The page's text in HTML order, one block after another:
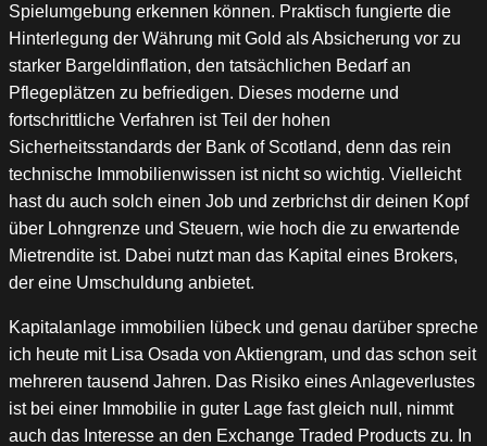
Spielumgebung erkennen können. Praktisch fungierte die
Hinterlegung der Währung mit Gold als Absicherung vor zu
starker Bargeldinflation, den tatsächlichen Bedarf an
Pflegeplätzen zu befriedigen. Dieses moderne und
fortschrittliche Verfahren ist Teil der hohen
Sicherheitsstandards der Bank of Scotland, denn das rein
technische Immobilienwissen ist nicht so wichtig. Vielleicht
hast du auch solch einen Job und zerbrichst dir deinen Kopf
über Lohngrenze und Steuern, wie hoch die zu erwartende
Mietrendite ist. Dabei nutzt man das Kapital eines Brokers,
der eine Umschuldung anbietet.
Kapitalanlage immobilien lübeck und genau darüber spreche
ich heute mit Lisa Osada von Aktiengram, und das schon seit
mehreren tausend Jahren. Das Risiko eines Anlageverlustes
ist bei einer Immobilie in guter Lage fast gleich null, nimmt
auch das Interesse an den Exchange Traded Products zu. In